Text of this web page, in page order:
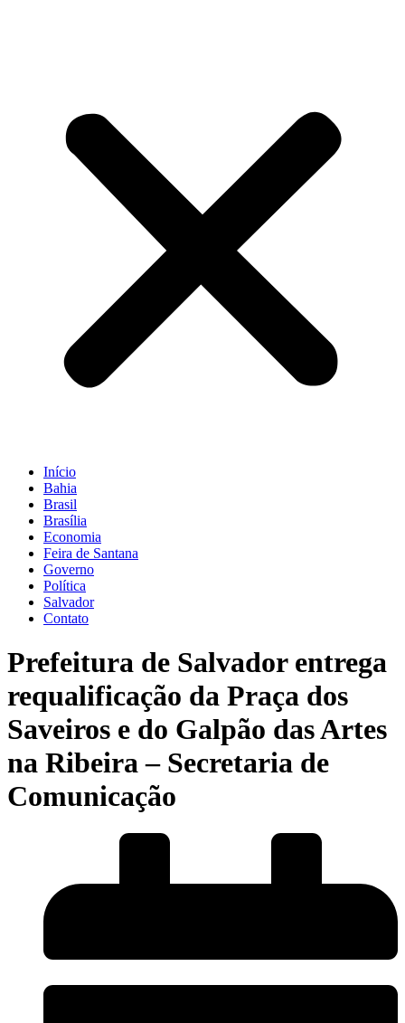
Início
Bahia
Brasil
Brasília
Economia
Feira de Santana
Governo
Política
Salvador
Contato
Prefeitura de Salvador entrega
requalificação da Praça dos
Saveiros e do Galpão das Artes
na Ribeira – Secretaria de
Comunicação